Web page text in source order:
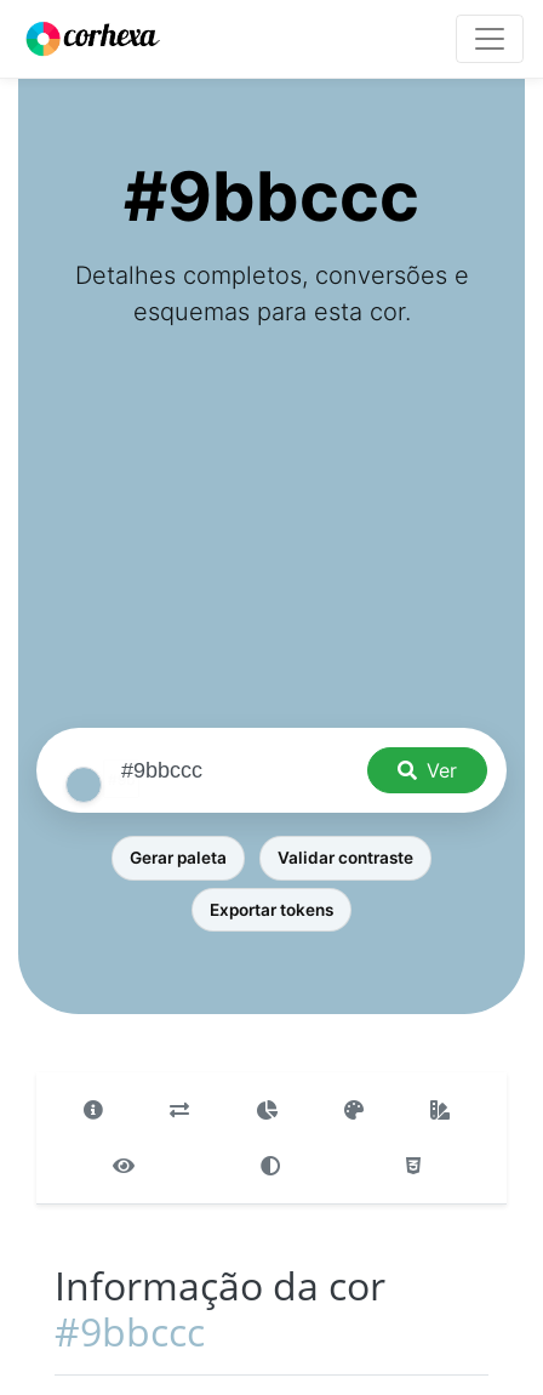
#9bbccc
Detalhes completos, conversões e
esquemas para esta cor.
Ver
Gerar paleta Validar contraste
Exportar tokens
Informação da cor
#9bbccc